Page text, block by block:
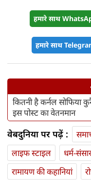
हमारे साथ
हमारे साथ
कितनी है कर्नल सोफिया
इस पोस्ट का वेतनमान
वेबदुनिया पर पढ़ें :
लाइफ स्‍टाइल
धर्म-
रामायण की कहानियां